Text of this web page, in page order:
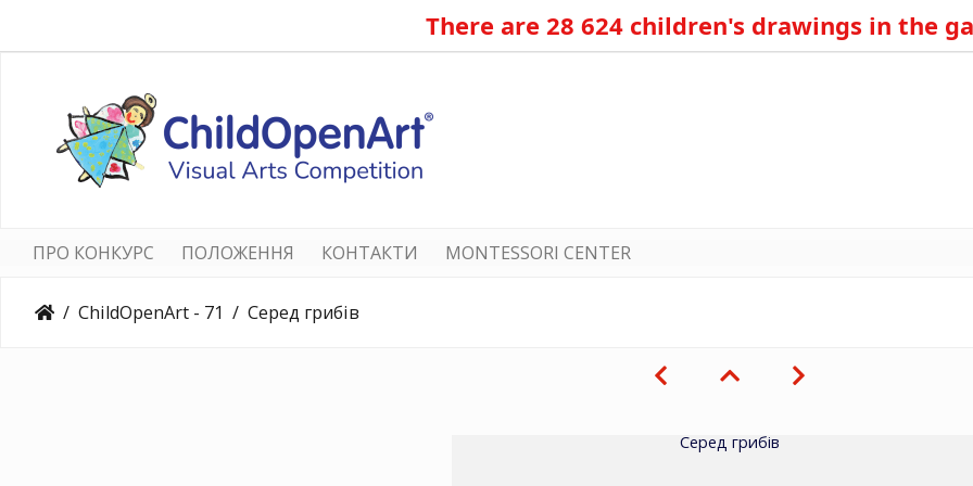
There are 28 624 children's drawings in the
ПРО КОНКУРС ПОЛОЖЕННЯ КОНТАКТИ MONTESSORI CENTER
ChildOpenArt - 71 Серед грибів
Серед грибів